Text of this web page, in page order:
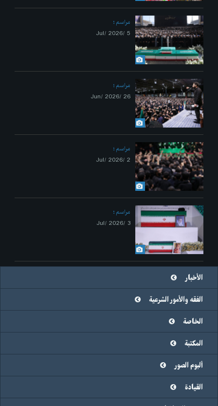
مراسم
5 /Jul/ 2026
مراسم
26 /Jun/ 2026
مراسم
2 /Jul/ 2026
مراسم
3 /Jul/ 2026
الأخبار
الفقه والأمور الشرعية
الخاصة
المكتبة
ألبوم الصور
القيادة